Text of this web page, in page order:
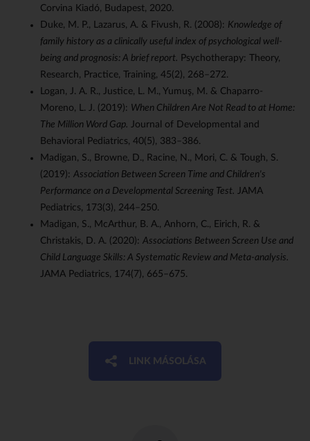
Corvina Kiadó, Budapest, 2020.
Duke, M. P., Lazarus, A. & Fivush, R. (2008): Knowledge of
family history as a clinically useful index of psychological well-
being and prognosis: A brief report. Psychotherapy: Theory,
Research, Practice, Training, 45(2), 268–272.
Logan, J. A. R., Justice, L. M., Yumuş, M. & Chaparro-
Moreno, L. J. (2019): When Children Are Not Read to at Home:
The Million Word Gap. Journal of Developmental and
Behavioral Pediatrics, 40(5), 383–386.
Madigan, S., Browne, D., Racine, N., Mori, C. & Tough, S.
(2019): Association Between Screen Time and Children's
Performance on a Developmental Screening Test. JAMA
Pediatrics, 173(3), 244–250.
Madigan, S., McArthur, B. A., Anhorn, C., Eirich, R. &
Christakis, D. A. (2020): Associations Between Screen Use and
Child Language Skills: A Systematic Review and Meta-analysis.
JAMA Pediatrics, 174(7), 665–675.
LINK MÁSOLÁSA